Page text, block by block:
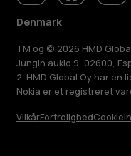
Denmark
TM og © 2026 HMD
Jungin aukio 9, 02600,
2. HMD Global Oy har en
Nokia er et registreret
VilkårFortrolighed